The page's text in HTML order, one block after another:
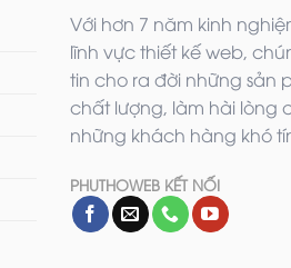
Với hơn 7 năm kinh
lĩnh vực thiết kế web,
tin cho ra đời những sản
chất lượng, làm hài lòng
những khách hàng khó
PHUTHOWEB KẾT NỐI